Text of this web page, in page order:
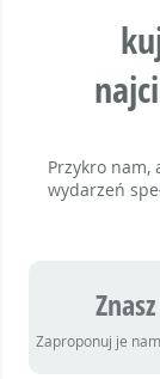
Przykro nam,
wydarzeń
Zaproponuj je